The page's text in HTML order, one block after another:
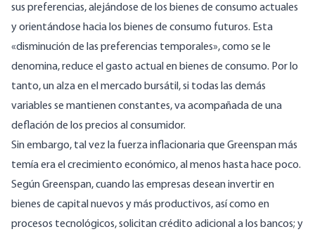
sus preferencias, alejándose de los bienes de consumo actuales
y orientándose hacia los bienes de consumo futuros. Esta
«disminución de las preferencias temporales», como se le
denomina, reduce el gasto actual en bienes de consumo. Por lo
tanto, un alza en el mercado bursátil, si todas las demás
variables se mantienen constantes, va acompañada de una
deflación de los precios al consumidor.
Sin embargo, tal vez la fuerza inflacionaria que Greenspan más
temía era el crecimiento económico, al menos hasta hace poco.
Según Greenspan, cuando las empresas desean invertir en
bienes de capital nuevos y más productivos, así como en
procesos tecnológicos, solicitan crédito adicional a los bancos; y